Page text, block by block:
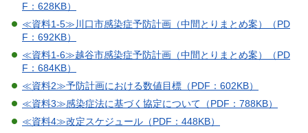
F：628KB）
≪資料1-5≫川口市感染症予防計画（中間とりまとめ案）（PD
F：692KB）
≪資料1-6≫越谷市感染症予防計画（中間とりまとめ案）（PD
F：684KB）
≪資料2≫予防計画における数値目標（PDF：602KB）
≪資料3≫感染症法に基づく協定について（PDF：788KB）
≪資料4≫改定スケジュール（PDF：448KB）